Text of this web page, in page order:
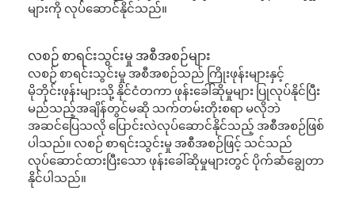
များကို လုပ်ဆောင်နိုင်သည်။
လစဉ် စာရင်းသွင်းမှု အစီအစဉ်များ
လစဉ် စာရင်းသွင်းမှု အစီအစဉ်သည် ကြိုးဖုန်းများနှင့်
မိုဘိုင်းဖုန်းများသို့ နိုင်ငံတကာ ဖုန်းခေါ်ဆိုမှုများ ပြုလုပ်နိုင်ပြီး
မည်သည့်အချိန်တွင်မဆို သက်တမ်းတိုးစရာ မလိုဘဲ
အဆင်ပြေသလို ပြောင်းလဲလုပ်ဆောင်နိုင်သည့် အစီအစဉ်ဖြစ်
ပါသည်။ လစဉ် စာရင်းသွင်းမှု အစီအစဉ်ဖြင့် သင်သည်
လုပ်ဆောင်ထားပြီးသော ဖုန်းခေါ်ဆိုမှုများတွင် ပိုက်ဆံချွေတာ
နိုင်ပါသည်။